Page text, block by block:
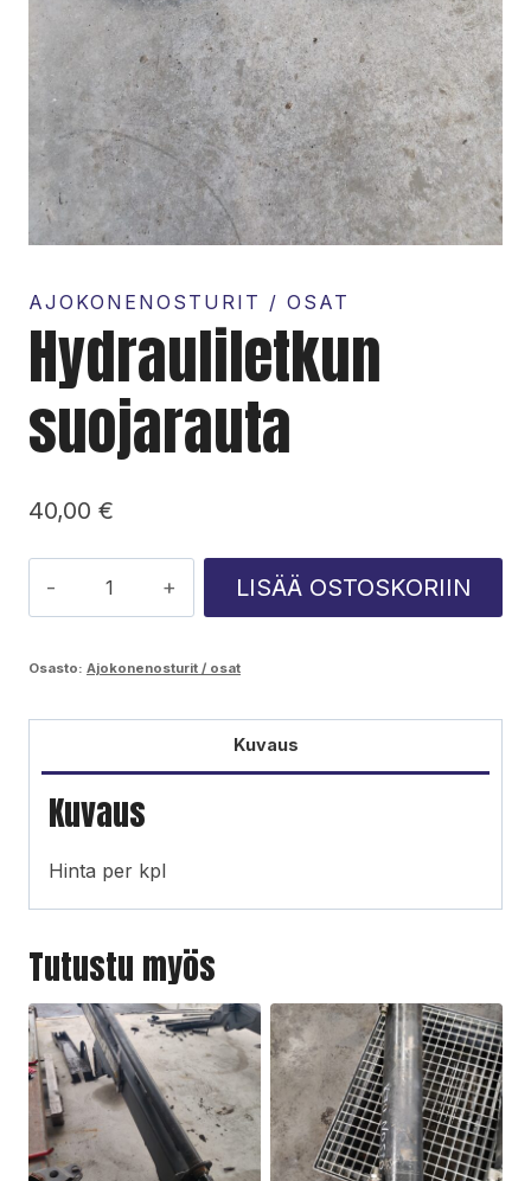
AJOKONENOSTURIT / OSAT
Hydrauliletkun
suojarauta
40,00 €
Hydrauliletkun
suojarauta
LISÄÄ OSTOSKORIIN
Osasto: Ajokonenosturit / osat
Kuvaus
Kuvaus
Hinta per kpl
Tutustu myös